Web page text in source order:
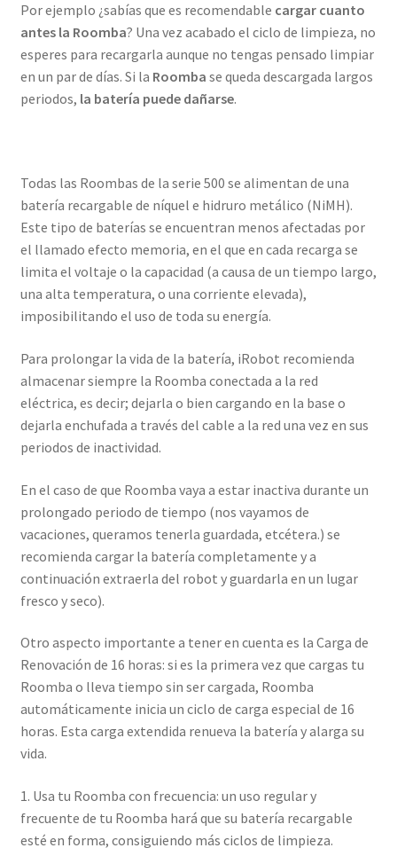
Por ejemplo ¿sabías que es recomendable cargar cuanto
antes la Roomba? Una vez acabado el ciclo de limpieza, no
esperes para recargarla aunque no tengas pensado limpiar
en un par de días. Si la Roomba se queda descargada largos
periodos, la batería puede dañarse.
Todas las Roombas de la serie 500 se alimentan de una
batería recargable de níquel e hidruro metálico (NiMH).
Este tipo de baterías se encuentran menos afectadas por
el llamado efecto memoria, en el que en cada recarga se
limita el voltaje o la capacidad (a causa de un tiempo largo,
una alta temperatura, o una corriente elevada),
imposibilitando el uso de toda su energía.
Para prolongar la vida de la batería, iRobot recomienda
almacenar siempre la Roomba conectada a la red
eléctrica, es decir; dejarla o bien cargando en la base o
dejarla enchufada a través del cable a la red una vez en sus
periodos de inactividad.
En el caso de que Roomba vaya a estar inactiva durante un
prolongado periodo de tiempo (nos vayamos de
vacaciones, queramos tenerla guardada, etcétera.) se
recomienda cargar la batería completamente y a
continuación extraerla del robot y guardarla en un lugar
fresco y seco).
Otro aspecto importante a tener en cuenta es la Carga de
Renovación de 16 horas: si es la primera vez que cargas tu
Roomba o lleva tiempo sin ser cargada, Roomba
automáticamente inicia un ciclo de carga especial de 16
horas. Esta carga extendida renueva la batería y alarga su
vida.
1. Usa tu Roomba con frecuencia: un uso regular y
frecuente de tu Roomba hará que su batería recargable
esté en forma, consiguiendo más ciclos de limpieza.